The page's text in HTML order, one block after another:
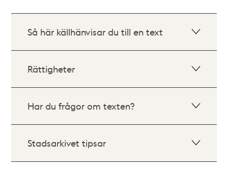
Så här källhänvisar du till en text
Rättigheter
Har du frågor om texten?
Stadsarkivet tipsar